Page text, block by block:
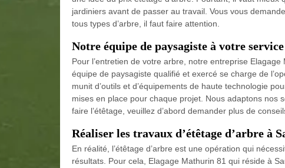
jardiniers avant de passer au travail. Vous vous
tous types d’arbre, il faut faire attention.
Notre équipe de paysagiste à votre
Pour l’entretien de votre arbre, notre entreprise
équipe de paysagiste qualifié et exercé se charge de
munit d’outils et d’équipements de haute technologie
mises en place pour chaque projet. Nous adaptons nos
faire l’étêtage, veuillez d’abord demander plus de
Réaliser les travaux d’étêtage d’arbre à
En réalité, l’étêtage d’arbre est une opération qui
résultats. Pour cela, Elagage Mathurin 81 qui réside à